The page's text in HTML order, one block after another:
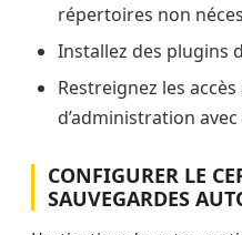
répertoires non
Installez des plugins
Restreignez les accès
d’administration
CONFIGURER LE
SAUVEGARDES